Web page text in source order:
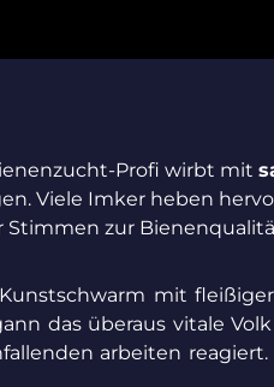
Profi wirbt mit
Viele Imker heben
Stimmen zur
mit
das überaus vitale
arbeiten